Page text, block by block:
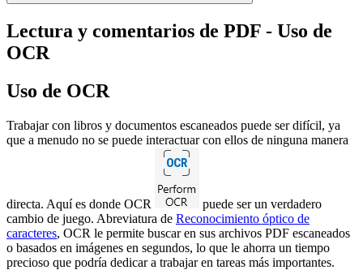
Lectura y comentarios de PDF - Uso de
OCR
Uso de OCR
Trabajar con libros y documentos escaneados puede ser difícil, ya
que a menudo no se puede interactuar con ellos de ninguna manera
directa. Aquí es donde OCR
puede ser un verdadero
cambio de juego. Abreviatura de Reconocimiento óptico de
caracteres, OCR le permite buscar en sus archivos PDF escaneados
o basados en imágenes en segundos, lo que le ahorra un tiempo
precioso que podría dedicar a trabajar en tareas más importantes.